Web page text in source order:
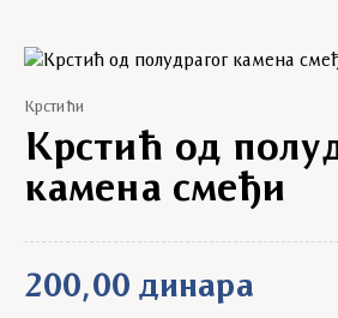
Крстићи
Крстић од
камена смеђи
200,00 динара